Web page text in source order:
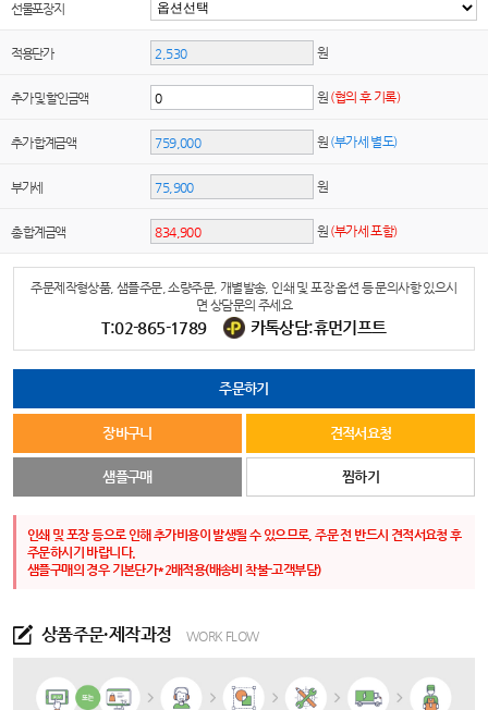
선물포장지
적용단가 원
추가 및 할인금액 원 (협의 후 기록)
추가 합계금액 원 (부가세 별도)
부가세 원
총 합계금액 원 (부가세 포함)
주문제작형상품, 샘플주문, 소량주문, 개별발송, 인쇄 및 포장 옵션 등 문의사항 있으시
면 상담문의 주세요
T:02-865-1789 카톡상담:휴먼기프트
주문하기
장바구니 견적서요청
샘플구매 찜하기
인쇄 및 포장 등으로 인해 추가비용이 발생될 수 있으므로, 주문 전 반드시 견적서요청 후
주문하시기 바랍니다.
샘플구매의 경우 기본단가*2배적용(배송비 착불-고객부담)
상품주문·제작과정 WORK FLOW